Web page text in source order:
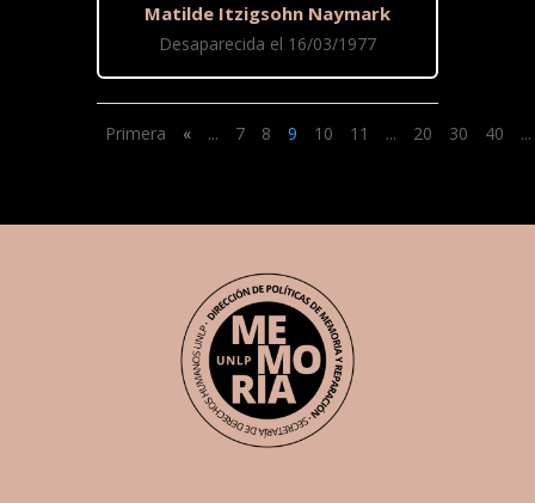
Matilde Itzigsohn Naymark
Desaparecida el 16/03/1977
Primera « ... 7 8 9 10 11 ... 20 30 40 ...